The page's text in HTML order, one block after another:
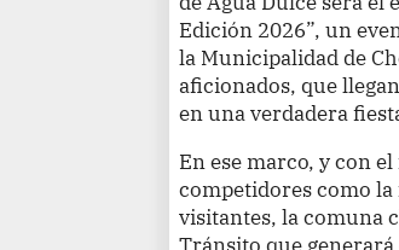
Edición 2026”, un
la Municipalidad de
aficionados, que
en una verdadera
En ese marco, y con
competidores como
visitantes, la comuna